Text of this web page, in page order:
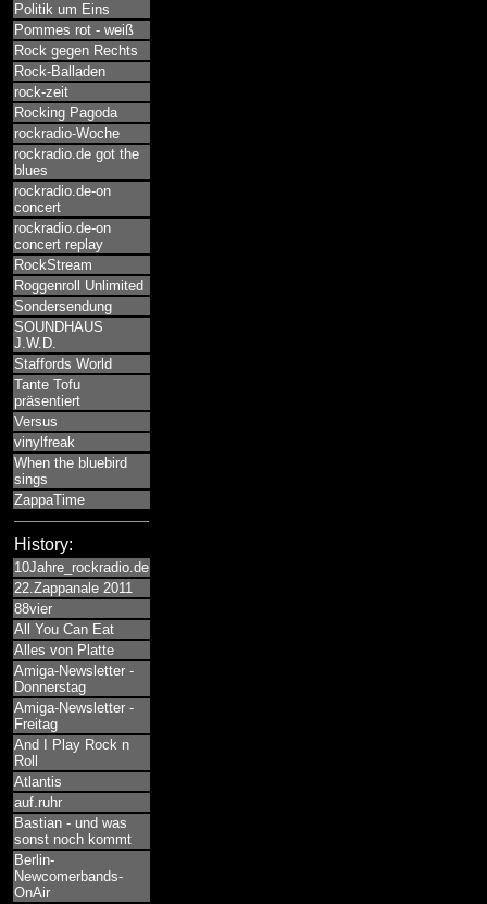
Politik um Eins
Pommes rot - weiß
Rock gegen Rechts
Rock-Balladen
rock-zeit
Rocking Pagoda
rockradio-Woche
rockradio.de got the
blues
rockradio.de-on
concert
rockradio.de-on
concert replay
RockStream
Roggenroll Unlimited
Sondersendung
SOUNDHAUS
J.W.D.
Staffords World
Tante Tofu
präsentiert
Versus
vinylfreak
When the bluebird
sings
ZappaTime
History:
10Jahre_rockradio.de
22.Zappanale 2011
88vier
All You Can Eat
Alles von Platte
Amiga-Newsletter -
Donnerstag
Amiga-Newsletter -
Freitag
And I Play Rock n
Roll
Atlantis
auf.ruhr
Bastian - und was
sonst noch kommt
Berlin-
Newcomerbands-
OnAir